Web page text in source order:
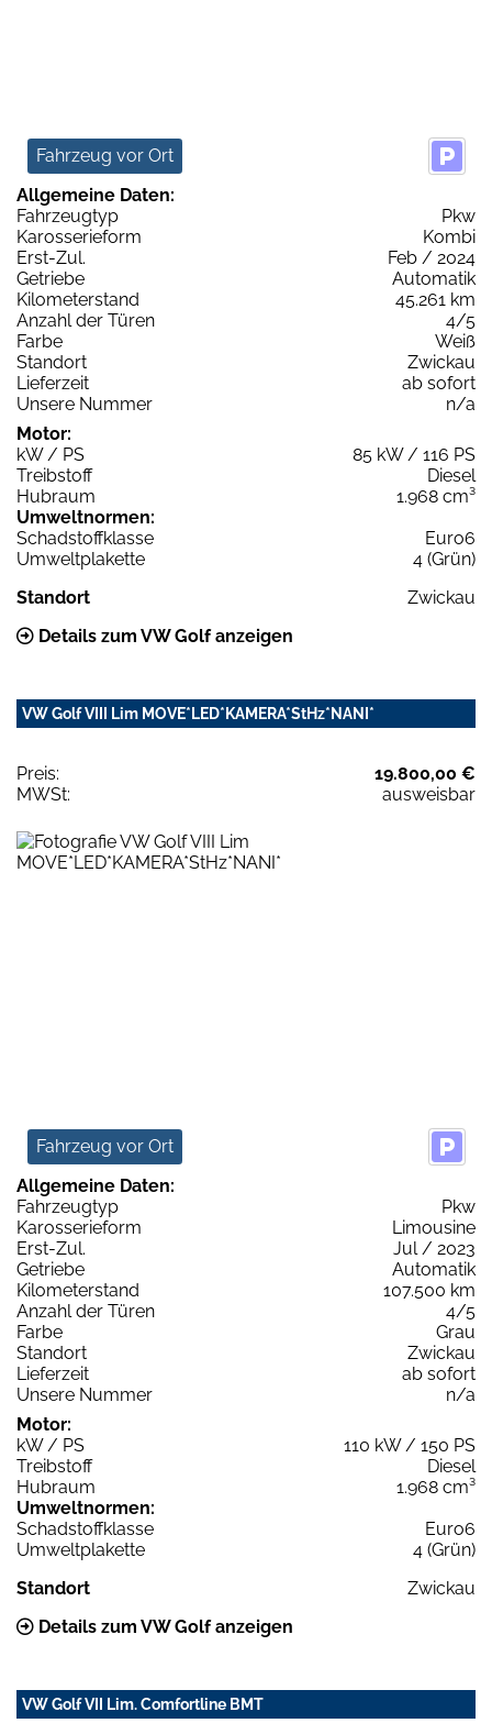
Fahrzeug vor Ort
Allgemeine Daten:
Fahrzeugtyp
Pkw
Karosserieform
Kombi
Erst-Zul.
Feb / 2024
Getriebe
Automatik
Kilometerstand
45.261 km
Anzahl der Türen
4/5
Farbe
Weiß
Standort
Zwickau
Lieferzeit
ab sofort
Unsere Nummer
n/a
Motor:
kW / PS
85 kW / 116 PS
Treibstoff
Diesel
Hubraum
1.968 cm³
Umweltnormen:
Schadstoffklasse
Euro6
Umweltplakette
4 (Grün)
Standort
Zwickau
Details zum VW Golf anzeigen
VW Golf VIII Lim MOVE*LED*KAMERA*StHz*NANI*
Preis:
19.800,00 €
MWSt:
ausweisbar
Fahrzeug vor Ort
Allgemeine Daten:
Fahrzeugtyp
Pkw
Karosserieform
Limousine
Erst-Zul.
Jul / 2023
Getriebe
Automatik
Kilometerstand
107.500 km
Anzahl der Türen
4/5
Farbe
Grau
Standort
Zwickau
Lieferzeit
ab sofort
Unsere Nummer
n/a
Motor:
kW / PS
110 kW / 150 PS
Treibstoff
Diesel
Hubraum
1.968 cm³
Umweltnormen:
Schadstoffklasse
Euro6
Umweltplakette
4 (Grün)
Standort
Zwickau
Details zum VW Golf anzeigen
VW Golf VII Lim. Comfortline BMT